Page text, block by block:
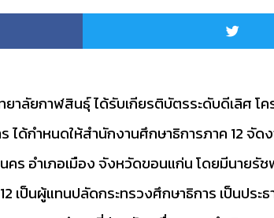
าลัยกาฬสินธุ์ ได้รับเกียรติบัตรระดับดีเลิศ โ
ได้กำหนดให้สำนักงานศึกษาธิการภาค 12 จั
คร อำเภอเมือง จังหวัดขอนแก่น โดยมีนาย
เป็นผู้แทนปลัดกระทรวงศึกษาธิการ เป็นปร